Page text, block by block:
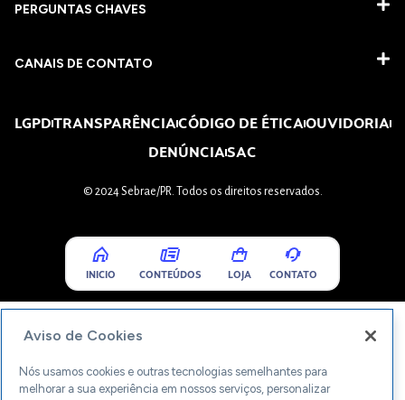
PERGUNTAS CHAVES​
CANAIS DE CONTATO
LGPDTRANSPARÊNCIACÓDIGO DE ÉTICAOUVIDORIA
DENÚNCIASAC
© 2024 Sebrae/PR. Todos os direitos reservados.
INICIO CONTEÚDOS LOJA CONTATO
Aviso de Cookies
Nós usamos cookies e outras tecnologias semelhantes para
melhorar a sua experiência em nossos serviços, personalizar